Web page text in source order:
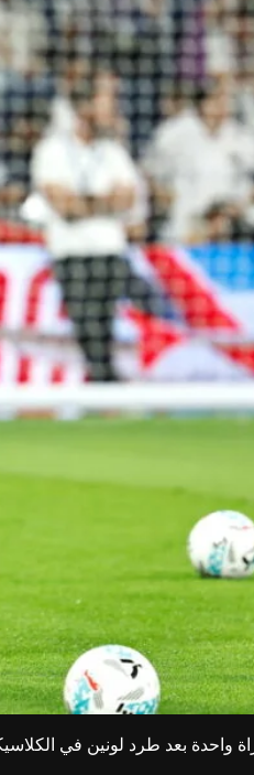
واحدة بعد طرد لونين في